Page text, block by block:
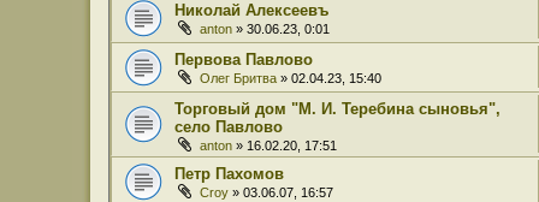
Николай Алексеевъ
anton » 30.06.23, 0:01
Первова Павлово
Олег Бритва » 02.04.23, 15:40
Торговый дом "М. И. Теребина сыновья",
село Павлово
anton » 16.02.20, 17:51
Петр Пахомов
Croy » 03.06.07, 16:57